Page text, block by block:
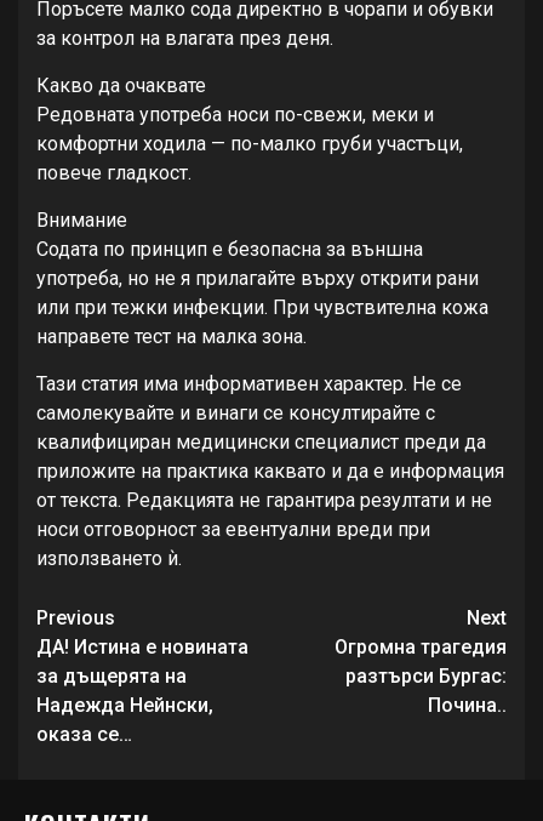
Поръсете малко сода директно в чорапи и обувки
за контрол на влагата през деня.
Какво да очаквате
Редовната употреба носи по-свежи, меки и
комфортни ходила — по-малко груби участъци,
повече гладкост.
Внимание
Содата по принцип е безопасна за външна
употреба, но не я прилагайте върху открити рани
или при тежки инфекции. При чувствителна кожа
направете тест на малка зона.
Тази статия има информативен характер. Не се
самолекувайте и винаги се консултирайте с
квалифициран медицински специалист преди да
приложите на практика каквато и да е информация
от текста. Редакцията не гарантира резултати и не
носи отговорност за евентуални вреди при
използването ѝ.
Continue
Reading
Previous
ДА! Истина е новината
за дъщерята на
Надежда Нейнски,
оказа се…
Next
Огромна трагедия
разтърси Бургас:
Почина..